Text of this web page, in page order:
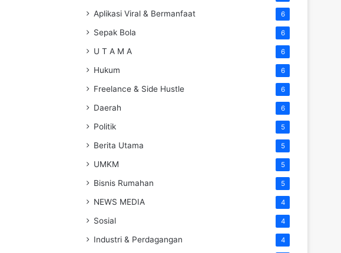
Aplikasi Viral & Bermanfaat 6
Sepak Bola 6
U T A M A 6
Hukum 6
Freelance & Side Hustle 6
Daerah 6
Politik 5
Berita Utama 5
UMKM 5
Bisnis Rumahan 5
NEWS MEDIA 4
Sosial 4
Industri & Perdagangan 4